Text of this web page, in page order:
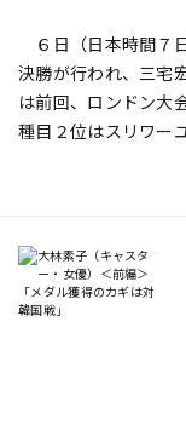
６日（日本時間７
決勝が行われ、三宅
は前回、ロンドン大
種目２位はスリワー